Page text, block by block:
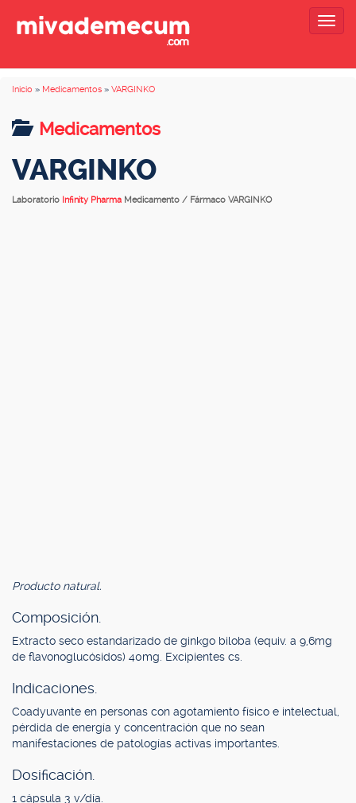
Inicio » Medicamentos » VARGINKO
Medicamentos
VARGINKO
Laboratorio Infinity Pharma Medicamento / Fármaco VARGINKO
Producto natural.
Composición.
Extracto seco estandarizado de ginkgo biloba (equiv. a 9,6mg
de flavonoglucósidos) 40mg. Excipientes cs.
Indicaciones.
Coadyuvante en personas con agotamiento físico e intelectual,
pérdida de energía y concentración que no sean
manifestaciones de patologías activas importantes.
Dosificación.
1 cápsula 3 v/día.